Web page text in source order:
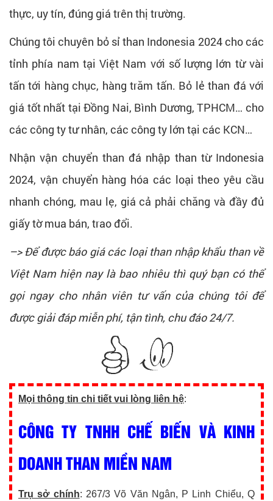
thực, uy tín, đúng giá trên thị trường.
Chúng tôi chuyên bỏ sỉ than Indonesia 2024 cho các
tỉnh phía nam tại Việt Nam với số lượng lớn từ vài
tấn tới hàng chục, hàng trăm tấn. Bỏ lẻ than đá với
giá tốt nhất tại Đồng Nai, Bình Dương, TPHCM… cho
các công ty tư nhân, các công ty lớn tại các KCN…
Nhận vận chuyển than đá nhập than từ Indonesia
2024, vận chuyển hàng hóa các loại theo yêu cầu
nhanh chóng, mau lẹ, giá cả phải chăng và đầy đủ
giấy tờ mua bán, trao đổi.
–> Để được báo giá các loại than nhập khẩu than về
Việt Nam hiện nay là bao nhiêu thì quý bạn có thể
gọi ngay cho nhân viên tư vấn của chúng tôi để
được giải đáp miễn phí, tận tình, chu đáo 24/7.
Mọi thông tin chi tiết vui lòng liên hệ:
CÔNG TY TNHH CHẾ BIẾN VÀ KINH
DOANH THAN MIỀN NAM
Trụ sở chính: 267/3 Võ Văn Ngân, P Linh Chiểu, Q